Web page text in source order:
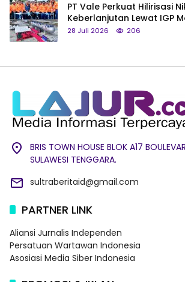
PT Vale Perkuat Hilirisasi
Keberlanjutan Lewat IGP
28 Juli 2026 206
BRIS TOWN HOUSE BLOK A17
SULAWESI TENGGARA.
sultraberitaid@gmail.com
PARTNER LINK
Aliansi Jurnalis Independen
Persatuan Wartawan Indonesia
Asosiasi Media Siber Indonesia